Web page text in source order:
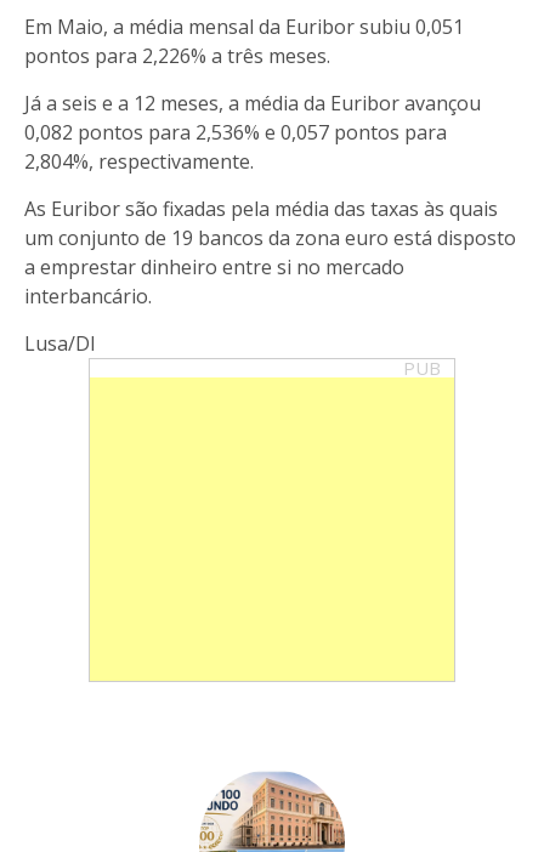
Em Maio, a média mensal da Euribor subiu 0,051
pontos para 2,226% a três meses.
Já a seis e a 12 meses, a média da Euribor avançou
0,082 pontos para 2,536% e 0,057 pontos para
2,804%, respectivamente.
As Euribor são fixadas pela média das taxas às quais
um conjunto de 19 bancos da zona euro está disposto
a emprestar dinheiro entre si no mercado
interbancário.
Lusa/DI
PUB